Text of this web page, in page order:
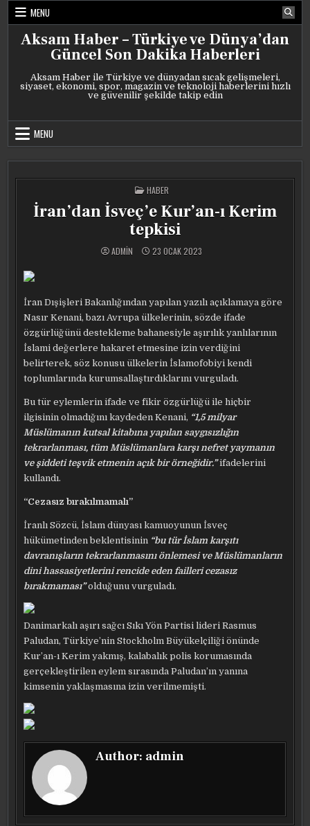
Skip
content
MENU
Aksam Haber – Türkiye ve Dünya’dan
Güncel Son Dakika Haberleri
Aksam Haber ile Türkiye ve dünyadan sıcak gelişmeleri,
siyaset, ekonomi, spor, magazin ve teknoloji haberlerini hızlı
ve güvenilir şekilde takip edin
MENU
POSTED
IN
HABER
İran’dan İsveç’e Kur’an-ı Kerim
tepkisi
ADMIN 23 OCAK 2023
İran Dışişleri Bakanlığından yapılan yazılı açıklamaya göre
Nasır Kenani, bazı Avrupa ülkelerinin, sözde ifade
özgürlüğünü destekleme bahanesiyle aşırılık yanlılarının
İslami değerlere hakaret etmesine izin verdiğini
belirterek, söz konusu ülkelerin İslamofobiyi kendi
toplumlarında kurumsallaştırdıklarını vurguladı.
Bu tür eylemlerin ifade ve fikir özgürlüğü ile hiçbir
ilgisinin olmadığını kaydeden Kenani, “1,5 milyar
Müslümanın kutsal kitabına yapılan saygısızlığın
tekrarlanması, tüm Müslümanlara karşı nefret yaymanın
ve şiddeti teşvik etmenin açık bir örneğidir.”ifadelerini
kullandı.
“Cezasız bırakılmamalı”
İranlı Sözcü, İslam dünyası kamuoyunun İsveç
hükümetinden beklentisinin “bu tür İslam karşıtı
davranışların tekrarlanmasını önlemesi ve Müslümanların
dini hassasiyetlerini rencide eden failleri cezasız
bırakmaması”olduğunu vurguladı.
Danimarkalı aşırı sağcı Sıkı Yön Partisi lideri Rasmus
Paludan, Türkiye’nin Stockholm Büyükelçiliği önünde
Kur’an-ı Kerim yakmış, kalabalık polis korumasında
gerçekleştirilen eylem sırasında Paludan’ın yanına
kimsenin yaklaşmasına izin verilmemişti.
Author: admin